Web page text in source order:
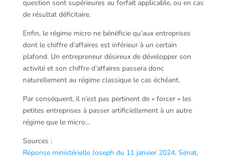
question sont supérieures au forfait applicable, ou en cas
de résultat déficitaire.
Enfin, le régime micro ne bénéficie qu’aux entreprises
dont le chiffre d’affaires est inférieur à un certain
plafond. Un entrepreneur désireux de développer son
activité et son chiffre d’affaires passera donc
naturellement au régime classique le cas échéant.
Par conséquent, il n’est pas pertinent de « forcer » les
petites entreprises à passer artificiellement à un autre
régime que le micro…
Sources :
Réponse ministérielle Joseph du 11 janvier 2024, Sénat,